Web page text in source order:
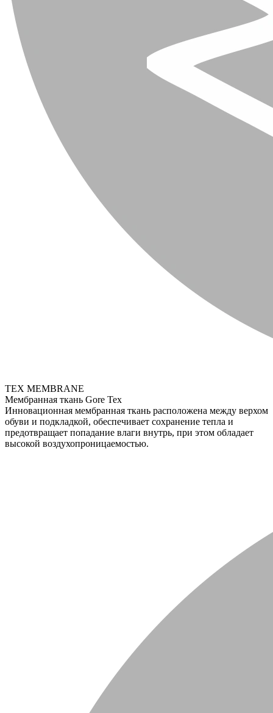
TEX MEMBRANE
Мембранная ткань Gore Tex
Инновационная мембранная ткань расположена между верхом
обуви и подкладкой, обеспечивает сохранение тепла и
предотвращает попадание влаги внутрь, при этом обладает
высокой воздухопроницаемостью.